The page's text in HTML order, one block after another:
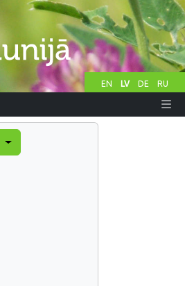
EN LV DE RU